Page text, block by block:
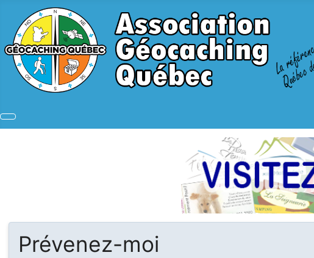
Prévenez-moi